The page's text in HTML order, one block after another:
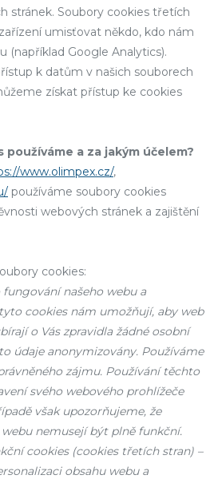
stránek. Soubory cookies třetích
umisťovat někdo, kdo nám
(například Google Analytics).
k datům v našich souborech
získat přístup ke cookies
používáme a za jakým účelem?
www.olimpex.cz/,
používáme soubory cookies
webových stránek a zajištění
cookies:
našeho webu a
cookies nám umožňují, aby web
o Vás zpravidla žádné osobní
údaje anonymizovány. Používáme
zájmu. Používání těchto
svého webového prohlížeče
však upozorňujeme, že
nemusejí být plně funkční.
cookies (cookies třetích stran) –
obsahu webu a